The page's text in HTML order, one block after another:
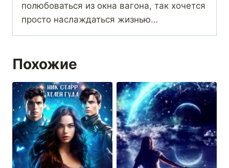
полюбоваться из окна вагона, так хочется
просто наслаждаться жизнью…
Похожие